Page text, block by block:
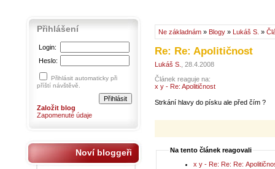
Ne základnám » Blogy » Lukáš S. »
Re: Re: Apolitičnost
Lukáš S.
, 28.4.2008
Článek reaguje na:
x y - Re: Apolitičnost
Strkání hlavy do písku ale před čím ?
Na tento článek reagovali
x y - Re: Re: Re:
Přihlášení
Login:
Heslo:
Přihlásit automaticky při
příští návštěvě.
Založit blog
Zapomenuté údaje
Noví bloggeři